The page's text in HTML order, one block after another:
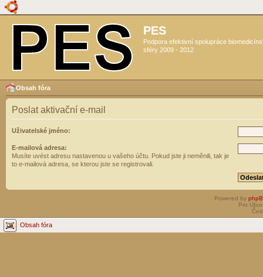
PES
Podpora efektivní spolupráce
sféry 2009 - 2012
Obsah fóra
Poslat aktivační e-mail
Uživatelské jméno:
E-mailová adresa:
Musíte uvést adresu nastavenou u vašeho účtu. Pokud jste ji neměnili, tak je
to e-mailová adresa, se kterou jste se registrovali.
Powered by
Pro
Obsah fóra